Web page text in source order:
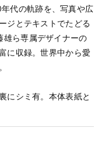
代の軌跡を、写真や広
ジとテキストでたどる
ら専属デザイナーの
に収録。世界中から愛
にシミ有。本体表紙と